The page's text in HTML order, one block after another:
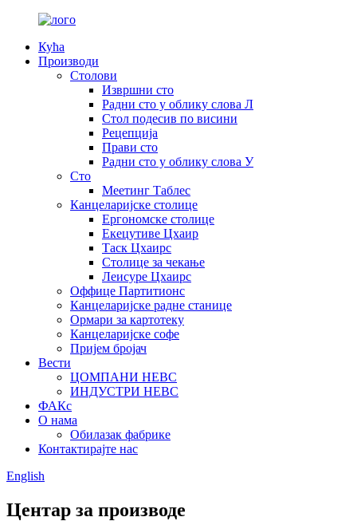
Кућа
Производи
Столови
Извршни сто
Радни сто у облику слова Л
Стол подесив по висини
Рецепција
Прави сто
Радни сто у облику слова У
Сто
Меетинг Таблес
Канцеларијске столице
Ергономске столице
Екецутиве Цхаир
Таск Цхаирс
Столице за чекање
Леисуре Цхаирс
Оффице Партитионс
Канцеларијске радне станице
Ормари за картотеку
Канцеларијске софе
Пријем бројач
Вести
ЦОМПАНИ НЕВС
ИНДУСТРИ НЕВС
ФАКс
О нама
Обилазак фабрике
Контактирајте нас
English
Центар за производе